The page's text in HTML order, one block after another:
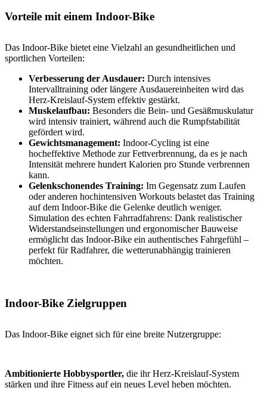
Vorteile mit einem Indoor-Bike
Das Indoor-Bike bietet eine Vielzahl an gesundheitlichen und
sportlichen Vorteilen:
Verbesserung der Ausdauer: Durch intensives
Intervalltraining oder längere Ausdauereinheiten wird das
Herz-Kreislauf-System effektiv gestärkt.
Muskelaufbau: Besonders die Bein- und Gesäßmuskulatur
wird intensiv trainiert, während auch die Rumpfstabilität
gefördert wird.
Gewichtsmanagement: Indoor-Cycling ist eine
hocheffektive Methode zur Fettverbrennung, da es je nach
Intensität mehrere hundert Kalorien pro Stunde verbrennen
kann.
Gelenkschonendes Training: Im Gegensatz zum Laufen
oder anderen hochintensiven Workouts belastet das Training
auf dem Indoor-Bike die Gelenke deutlich weniger.
Simulation des echten Fahrradfahrens: Dank realistischer
Widerstandseinstellungen und ergonomischer Bauweise
ermöglicht das Indoor-Bike ein authentisches Fahrgefühl –
perfekt für Radfahrer, die wetterunabhängig trainieren
möchten.
Indoor-Bike Zielgruppen
Das Indoor-Bike eignet sich für eine breite Nutzergruppe:
Ambitionierte Hobbysportler, die ihr Herz-Kreislauf-System
stärken und ihre Fitness auf ein neues Level heben möchten.